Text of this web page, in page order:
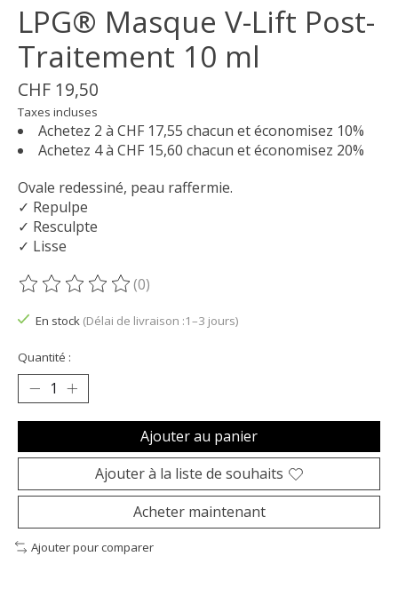
LPG® Masque V-Lift Post-
Traitement 10 ml
CHF 19,50
Taxes incluses
Achetez 2 à CHF 17,55 chacun et économisez 10%
Achetez 4 à CHF 15,60 chacun et économisez 20%
Ovale redessiné, peau raffermie.
✓ Repulpe
✓ Resculpte
✓ Lisse
Ce produit est évalué à
(0)
En stock (Délai de livraison :1–3 jours)
Quantité :
Ajouter au panier
Ajouter à la liste de souhaits
Acheter maintenant
Ajouter pour comparer